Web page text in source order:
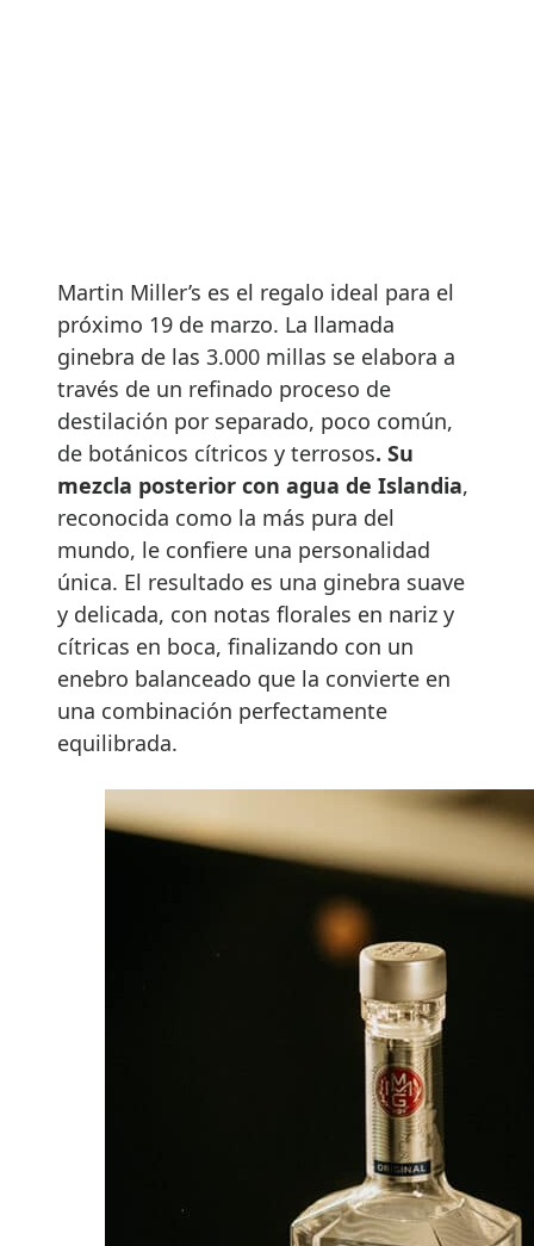
Martin Miller’s es el regalo ideal para el
próximo 19 de marzo. La llamada
ginebra de las 3.000 millas se elabora a
través de un refinado proceso de
destilación por separado, poco común,
de botánicos cítricos y terrosos. Su
mezcla posterior con agua de Islandia,
reconocida como la más pura del
mundo, le confiere una personalidad
única. El resultado es una ginebra suave
y delicada, con notas florales en nariz y
cítricas en boca, finalizando con un
enebro balanceado que la convierte en
una combinación perfectamente
equilibrada.